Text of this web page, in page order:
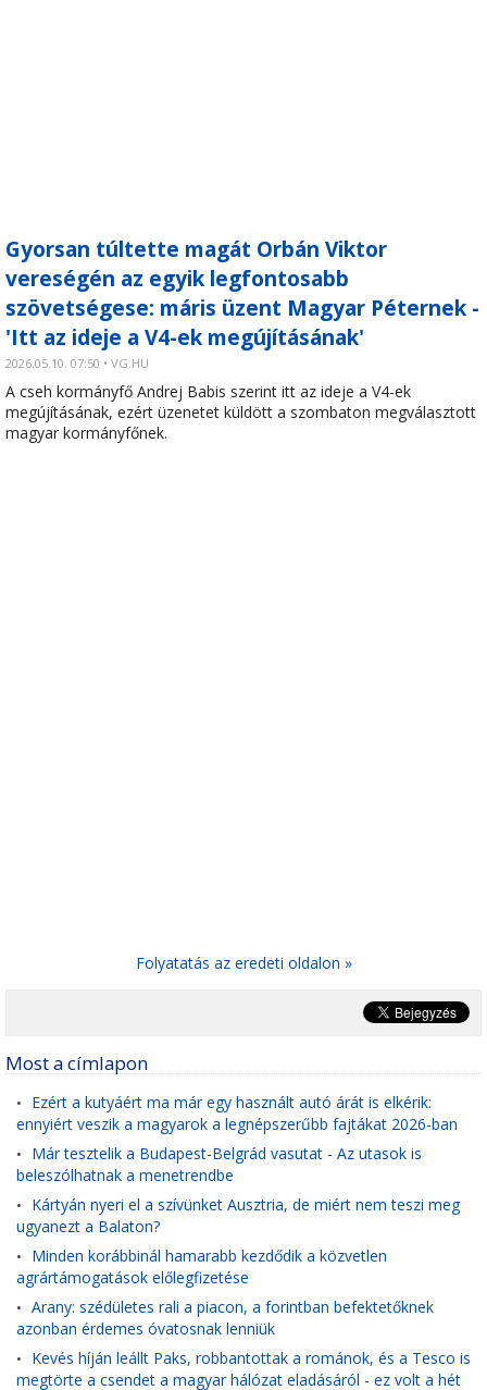
Gyorsan túltette magát Orbán Viktor
vereségén az egyik legfontosabb
szövetségese: máris üzent Magyar Péternek -
'Itt az ideje a V4-ek megújításának'
2026.05.10. 07:50 • VG.HU
A cseh kormányfő Andrej Babis szerint itt az ideje a V4-ek
megújításának, ezért üzenetet küldött a szombaton megválasztott
magyar kormányfőnek.
Folyatatás az eredeti oldalon »
Most a címlapon
• Ezért a kutyáért ma már egy használt autó árát is elkérik:
ennyiért veszik a magyarok a legnépszerűbb fajtákat 2026-ban
• Már tesztelik a Budapest-Belgrád vasutat - Az utasok is
beleszólhatnak a menetrendbe
• Kártyán nyeri el a szívünket Ausztria, de miért nem teszi meg
ugyanezt a Balaton?
• Minden korábbinál hamarabb kezdődik a közvetlen
agrártámogatások előlegfizetése
• Arany: szédületes rali a piacon, a forintban befektetőknek
azonban érdemes óvatosnak lenniük
• Kevés híján leállt Paks, robbantottak a románok, és a Tesco is
megtörte a csendet a magyar hálózat eladásáról - ez volt a hét